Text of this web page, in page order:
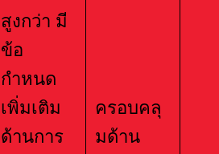
สูงกว่า มี
ข้อ
กำหนด
เพิ่มเติม
ด้านการ
ครอบคลุ
มด้าน